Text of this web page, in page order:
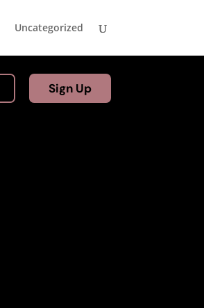
Uncategorized
Sign Up